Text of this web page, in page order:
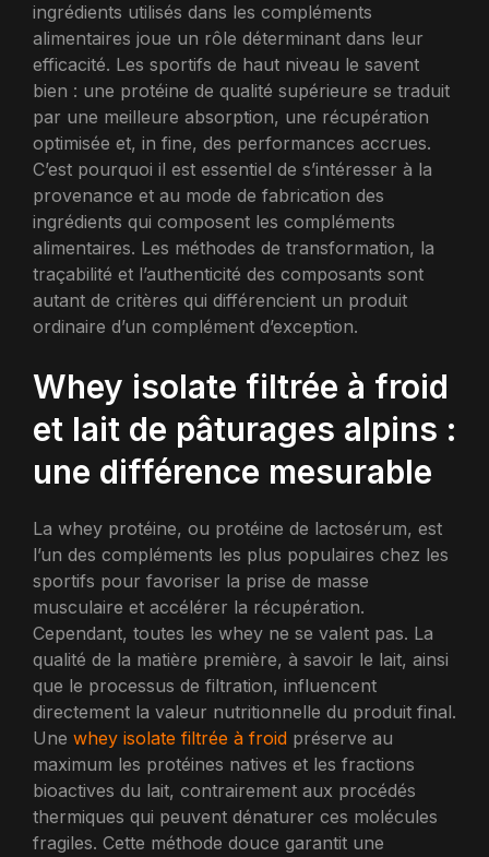
ingrédients utilisés dans les compléments
alimentaires joue un rôle déterminant dans leur
efficacité. Les sportifs de haut niveau le savent
bien : une protéine de qualité supérieure se traduit
par une meilleure absorption, une récupération
optimisée et, in fine, des performances accrues.
C’est pourquoi il est essentiel de s’intéresser à la
provenance et au mode de fabrication des
ingrédients qui composent les compléments
alimentaires. Les méthodes de transformation, la
traçabilité et l’authenticité des composants sont
autant de critères qui différencient un produit
ordinaire d’un complément d’exception.
Whey isolate filtrée à froid
et lait de pâturages alpins :
une différence mesurable
La whey protéine, ou protéine de lactosérum, est
l’un des compléments les plus populaires chez les
sportifs pour favoriser la prise de masse
musculaire et accélérer la récupération.
Cependant, toutes les whey ne se valent pas. La
qualité de la matière première, à savoir le lait, ainsi
que le processus de filtration, influencent
directement la valeur nutritionnelle du produit final.
Une whey isolate filtrée à froid préserve au
maximum les protéines natives et les fractions
bioactives du lait, contrairement aux procédés
thermiques qui peuvent dénaturer ces molécules
fragiles. Cette méthode douce garantit une